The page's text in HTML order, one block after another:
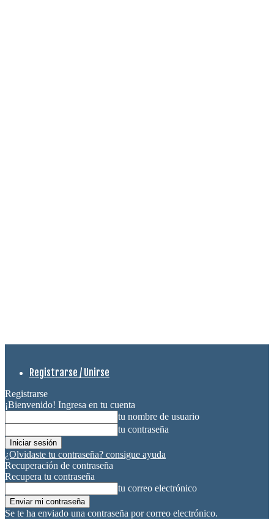
Registrarse / Unirse
Registrarse
¡Bienvenido! Ingresa en tu cuenta
tu nombre de usuario
tu contraseña
¿Olvidaste tu contraseña? consigue ayuda
Recuperación de contraseña
Recupera tu contraseña
tu correo electrónico
Se te ha enviado una contraseña por correo electrónico.